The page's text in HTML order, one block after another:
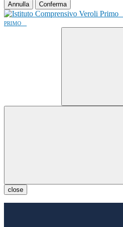
Annulla Conferma
PRIMO
close